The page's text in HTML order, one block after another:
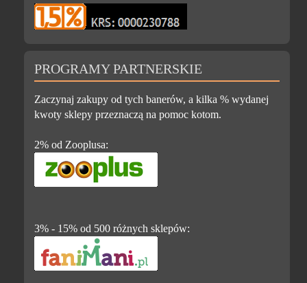
PROGRAMY PARTNERSKIE
Zaczynaj zakupy od tych banerów, a kilka % wydanej
kwoty sklepy przeznaczą na pomoc kotom.
2% od Zooplusa:
3% - 15% od 500 różnych sklepów: